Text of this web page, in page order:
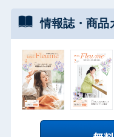
情報誌・ 商品